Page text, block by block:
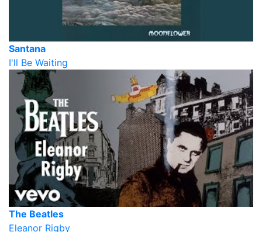
Santana
I'll Be Waiting
The Beatles
Eleanor Rigby